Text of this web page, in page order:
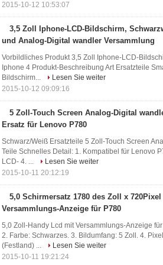
2015-10-12 10:53:07
3,5 Zoll Iphone-LCD-Bildschirm,
und Analog-Digital wandler Versammlung
Vorbildliches Produkt 3,5 Zoll Iphone-LCD-
Iphone 4 Produkt-Beschreibung Art Ersatzteile
Bildschirm...
Lesen Sie weiter
2015-10-12 09:09:16
5 Zoll-Touch Screen Analog-Digital
Ersatz für Lenovo P780
Schwarz/Weiß Ersatzteile 5 Zoll-Touch Screen
Teile Schnelles Detail: 1. Kompatibel für Lenovo
LCD- 4. ...
Lesen Sie weiter
2015-10-11 20:12:19
5,0 Schirmersatz 1780 des Zoll x
Versammlungs-Anzeige für P780
5,0 Zoll-Handy Lcd mit Versammlungs-Anzeige
2. Farbe: Schwarzes. 3. Bildumfang: 5 Zoll. 4.
(Festland) ...
Lesen Sie weiter
2015-10-11 19:21:24